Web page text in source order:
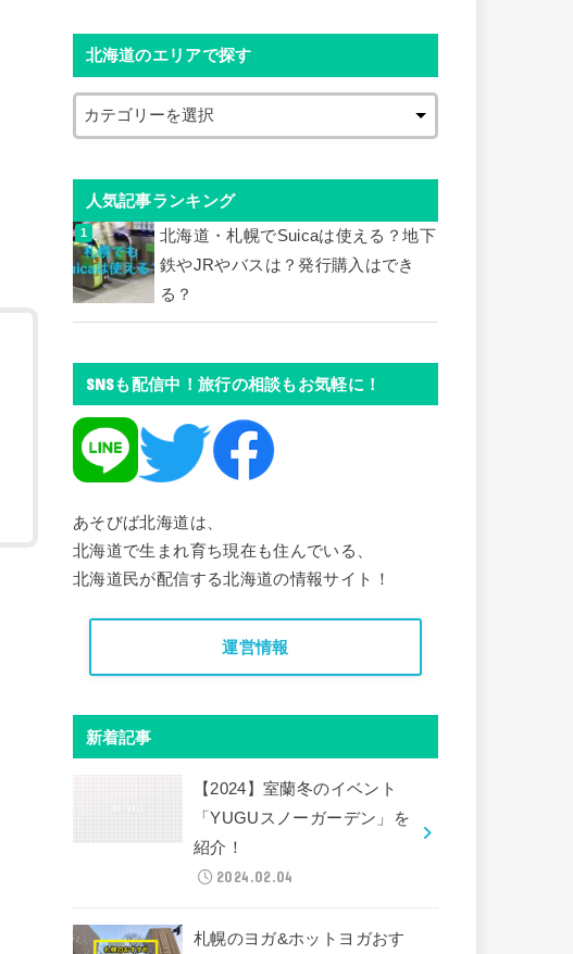
北海道のエリアで探す
人気記事ランキング
北海道・札幌でSuicaは使える？地下
鉄やJRやバスは？発行購入はでき
る？
SNSも配信中！旅行の相談もお気軽に！
あそびば北海道は、
北海道で生まれ育ち現在も住んでいる、
北海道民が配信する北海道の情報サイト！
運営情報
新着記事
【2024】室蘭冬のイベント
「YUGUスノーガーデン」を
紹介！
2024.02.04
札幌のヨガ&ホットヨガおす